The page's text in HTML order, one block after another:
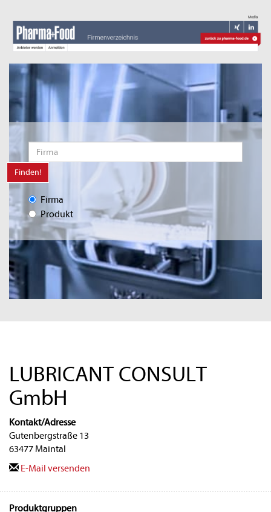
Finden!
Firma
Produkt
LUBRICANT CONSULT
GmbH
Kontakt/Adresse
Gutenbergstraße 13
63477 Maintal
E-Mail versenden
Produktgruppen